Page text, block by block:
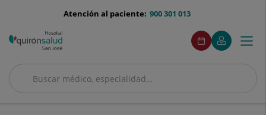
menu-
900 301 013
Atención al paciente:
Buscar
Buscar
menuAcceso
Pedir
cita
Este
enlace
se
en
Mi
Quirónsalud
Este
enlace
se
en
ventana
nueva.
Menú